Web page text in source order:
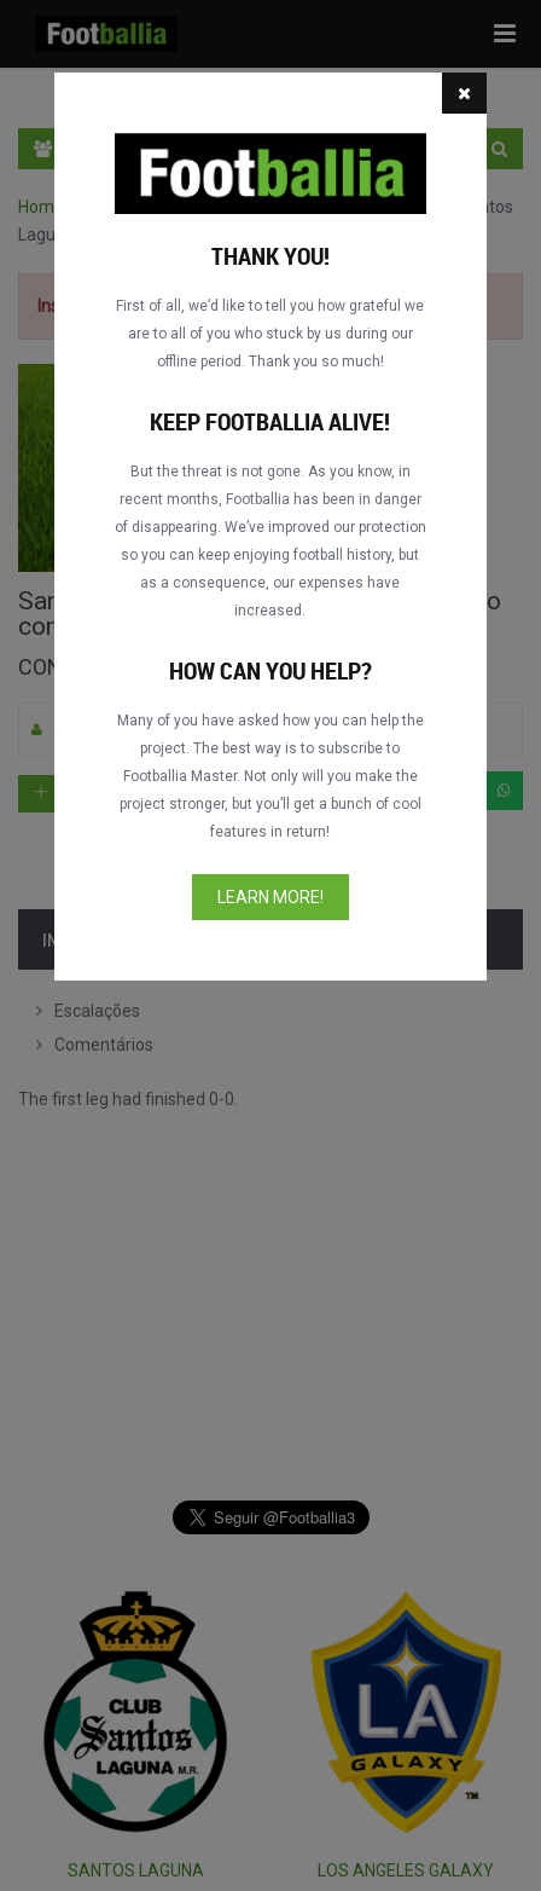
Home
Santos
Laguna vs. Los Angeles Galaxy
Inscriva-se grátis para ver o jogo.
Santos Laguna vs. Los Angeles Galaxy jogo
completo
CONCACAF Champions Cup 2015-2016
Por Footballia 0 612 Inglês
INFORMAÇÃO
Escalações
Comentários
The first leg had finished 0-0.
SANTOS LAGUNA LOS ANGELES GALAXY
THANK YOU!
First of all, we’d like to tell you how grateful we
are to all of you who stuck by us during our
offline period. Thank you so much!
KEEP FOOTBALLIA ALIVE!
But the threat is not gone. As you know, in
recent months, Footballia has been in danger
of disappearing. We’ve improved our protection
so you can keep enjoying football history, but
as a consequence, our expenses have
increased.
HOW CAN YOU HELP?
Many of you have asked how you can help the
project. The best way is to subscribe to
Footballia Master. Not only will you make the
project stronger, but you’ll get a bunch of cool
features in return!
LEARN MORE!